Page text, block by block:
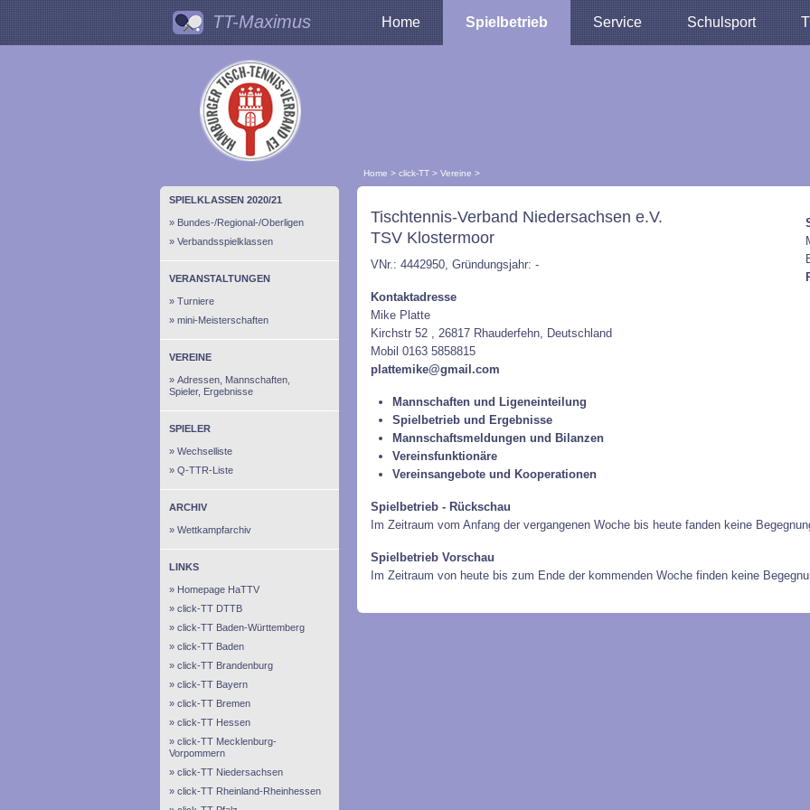
TT-Maximus Home Spielbetrieb Service Schulsport
Home > click-TT > Vereine >
SPIELKLASSEN 2020/21
Bundes-/Regional-/Oberligen
Verbandsspielklassen
VERANSTALTUNGEN
Turniere
mini-Meisterschaften
VEREINE
Adressen, Mannschaften,
Spieler, Ergebnisse
SPIELER
Wechselliste
Q-TTR-Liste
ARCHIV
Wettkampfarchiv
LINKS
Homepage HaTTV
click-TT DTTB
click-TT Baden-Württemberg
click-TT Baden
click-TT Brandenburg
click-TT Bayern
click-TT Bremen
click-TT Hessen
click-TT Mecklenburg-
Vorpommern
click-TT Niedersachsen
click-TT Rheinland-Rheinhessen
Tischtennis-Verband Niedersachsen e.V.
TSV Klostermoor
VNr.: 4442950, Gründungsjahr: -
Kontaktadresse
Mike Platte
Kirchstr 52 , 26817 Rhauderfehn, Deutschland
Mobil 0163 5858815
plattemike@gmail.com
Mannschaften und Ligeneinteilung
Spielbetrieb und Ergebnisse
Mannschaftsmeldungen und Bilanzen
Vereinsfunktionäre
Vereinsangebote und Kooperationen
Spielbetrieb - Rückschau
Im Zeitraum vom Anfang der vergangenen Woche bis heute fanden keine
Spielbetrieb Vorschau
Im Zeitraum von heute bis zum Ende der kommenden Woche finden keine